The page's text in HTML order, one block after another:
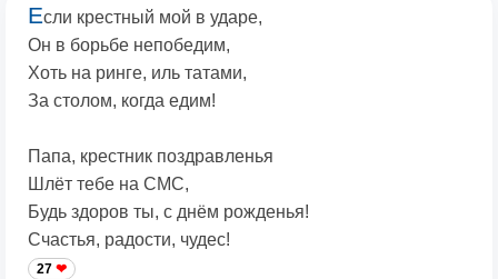
Если крестный мой в ударе,
Он в борьбе непобедим,
Хоть на ринге, иль татами,
За столом, когда едим!
Папа, крестник поздравленья
Шлёт тебе на СМС,
Будь здоров ты, с днём рожденья!
Счастья, радости, чудес!
27